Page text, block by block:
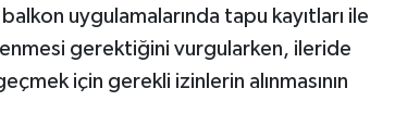
uygulamalarında tapu kayıtları ile
gerektiğini vurgularken, ileride
için gerekli izinlerin alınmasının